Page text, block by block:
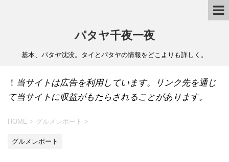
パタヤ千夜一夜
基本、パタヤ沈没。タイとパタヤの情報をどこよりも詳しく。
！ 当サイトは広告を利用しています。リンク先を通じ
て当サイトに収益がもたらされることがあります。
HOME > グルメレポート >
グルメレポート